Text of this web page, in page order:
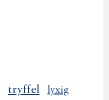
tryffel lyxig